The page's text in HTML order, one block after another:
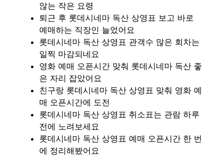
않는 작은 요령
퇴근 후 롯데시네마 독산 상영표 보고 바로
예매하는 직장인 늘었어요
롯데시네마 독산 상영표 관객수 많은 회차는
일찍 마감되네요
영화 예매 오픈시간 맞춰 롯데시네마 독산 좋
은 자리 잡았어요
친구랑 롯데시네마 독산 상영표 맞춰 영화 예
매 오픈시간에 도전
롯데시네마 독산 상영표 취소표는 관람 하루
전에 노려보세요
롯데시네마 독산 상영표 예매 오픈시간 한 번
에 정리해봤어요